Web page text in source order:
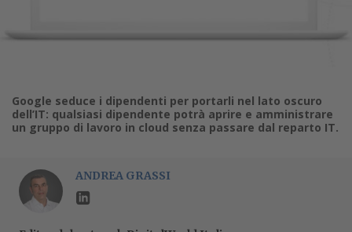
Google seduce i dipendenti per portarli nel lato oscuro
dell’IT: qualsiasi dipendente potrà aprire e amministrare
un gruppo di lavoro in cloud senza passare dal reparto IT.
ANDREA GRASSI